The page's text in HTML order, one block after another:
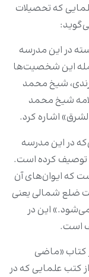
که تحصیلات
در این مدرسه
این شخصیت‌ها
شیخ محمد
شیخ محمد
اشاره کرد.
در این مدرسه
توصیف کرده است.
که ایوان‌های آن
ضلع شمالی یعنی
این در
است.
کتاب «ماضی
کتب علمایی که در